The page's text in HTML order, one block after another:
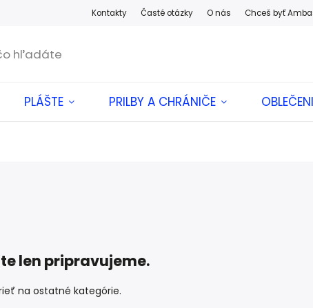
Kontakty Časté otázky O nás Chceš byť
PLÁŠTE PRILBY A CHRÁNIČE
len pripravujeme.
na ostatné kategórie.